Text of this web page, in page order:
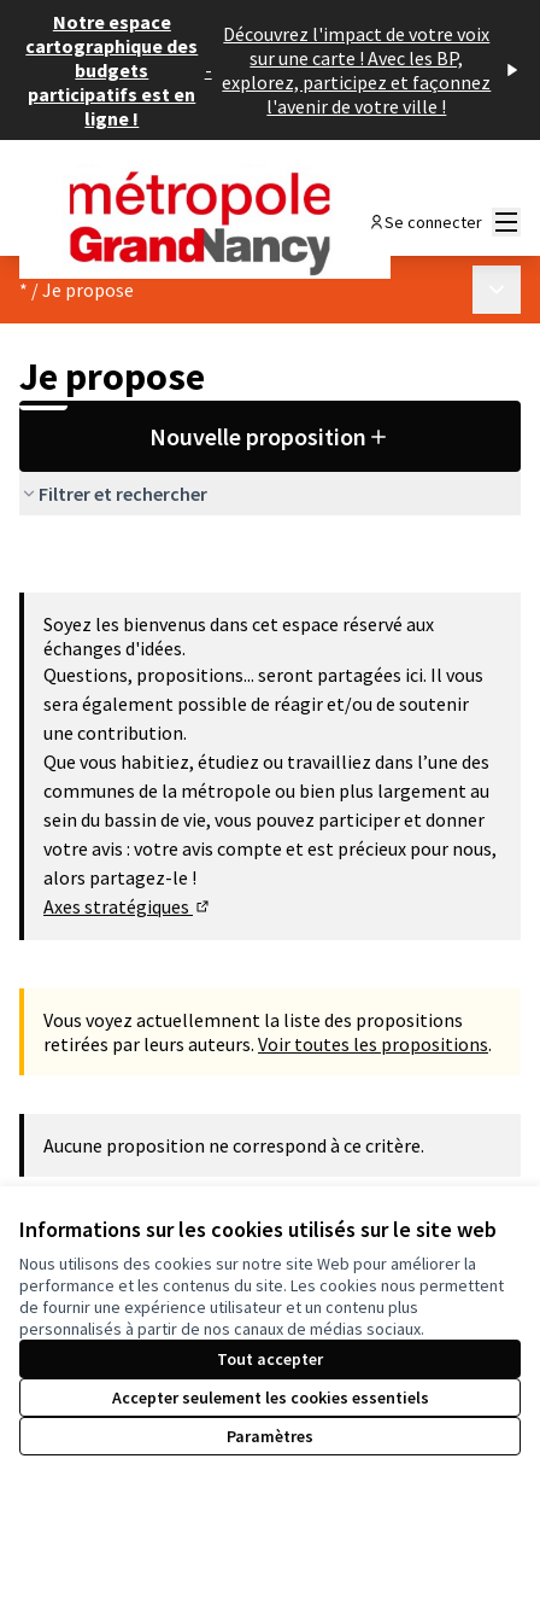
Informations sur les cookies utilisés sur le site web
Nous utilisons des cookies sur notre site Web pour améliorer la
performance et les contenus du site. Les cookies nous permettent
de fournir une expérience utilisateur et un contenu plus
personnalisés à partir de nos canaux de médias sociaux.
Tout accepter
Accepter seulement les cookies essentiels
Paramètres
Notre espace
cartographique des
budgets
participatifs est en
ligne !
-
Découvrez l'impact de votre voix
sur une carte ! Avec les BP,
explorez, participez et façonnez
l'avenir de votre ville !
Se connecter
* /Je propose
Je propose
Nouvelle proposition
Filtrer et rechercher
Soyez les bienvenus dans cet espace réservé aux
échanges d'idées.
Questions, propositions... seront partagées ici. Il vous
sera également possible de réagir et/ou de soutenir
une contribution.
Que vous habitiez, étudiez ou travailliez dans l’une des
communes de la métropole ou bien plus largement au
sein du bassin de vie, vous pouvez participer et donner
votre avis : votre avis compte et est précieux pour nous,
alors partagez-le !
Axes stratégiques
Vous voyez actuellemnent la liste des propositions
retirées par leurs auteurs. Voir toutes les propositions.
Aucune proposition ne correspond à ce critère.
Voir toutes les propositions